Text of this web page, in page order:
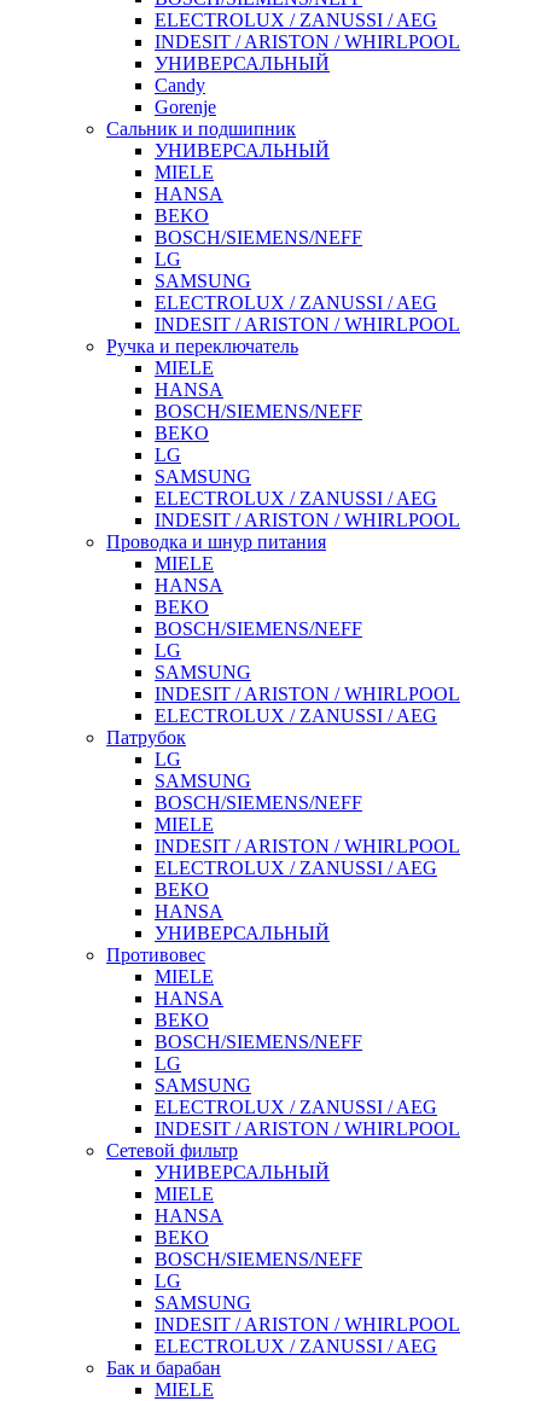
ELECTROLUX / ZANUSSI / AEG
INDESIT / ARISTON / WHIRLPOOL
УНИВЕРСАЛЬНЫЙ
Candy
Gorenje
Сальник и подшипник
УНИВЕРСАЛЬНЫЙ
MIELE
HANSA
BEKO
BOSCH/SIEMENS/NEFF
LG
SAMSUNG
ELECTROLUX / ZANUSSI / AEG
INDESIT / ARISTON / WHIRLPOOL
Ручка и переключатель
MIELE
HANSA
BOSCH/SIEMENS/NEFF
BEKO
LG
SAMSUNG
ELECTROLUX / ZANUSSI / AEG
INDESIT / ARISTON / WHIRLPOOL
Проводка и шнур питания
MIELE
HANSA
BEKO
BOSCH/SIEMENS/NEFF
LG
SAMSUNG
INDESIT / ARISTON / WHIRLPOOL
ELECTROLUX / ZANUSSI / AEG
Патрубок
LG
SAMSUNG
BOSCH/SIEMENS/NEFF
MIELE
INDESIT / ARISTON / WHIRLPOOL
ELECTROLUX / ZANUSSI / AEG
BEKO
HANSA
УНИВЕРСАЛЬНЫЙ
Противовес
MIELE
HANSA
BEKO
BOSCH/SIEMENS/NEFF
LG
SAMSUNG
ELECTROLUX / ZANUSSI / AEG
INDESIT / ARISTON / WHIRLPOOL
Сетевой фильтр
УНИВЕРСАЛЬНЫЙ
MIELE
HANSA
BEKO
BOSCH/SIEMENS/NEFF
LG
SAMSUNG
INDESIT / ARISTON / WHIRLPOOL
ELECTROLUX / ZANUSSI / AEG
Бак и барабан
MIELE